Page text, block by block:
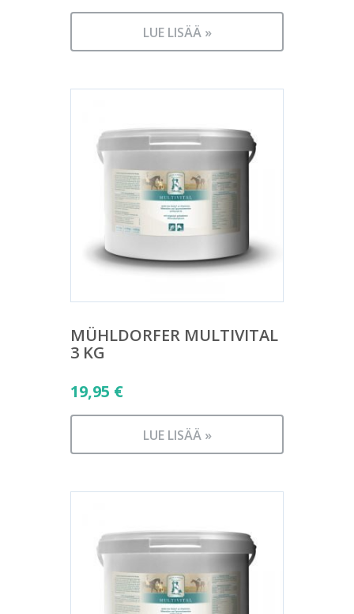
LUE LISÄÄ »
MÜHLDORFER MULTIVITAL
3 KG
19,95 €
LUE LISÄÄ »